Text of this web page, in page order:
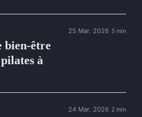
bien-être
à
25 Mar. 2026 5 min
24 Mar. 2026 2 min